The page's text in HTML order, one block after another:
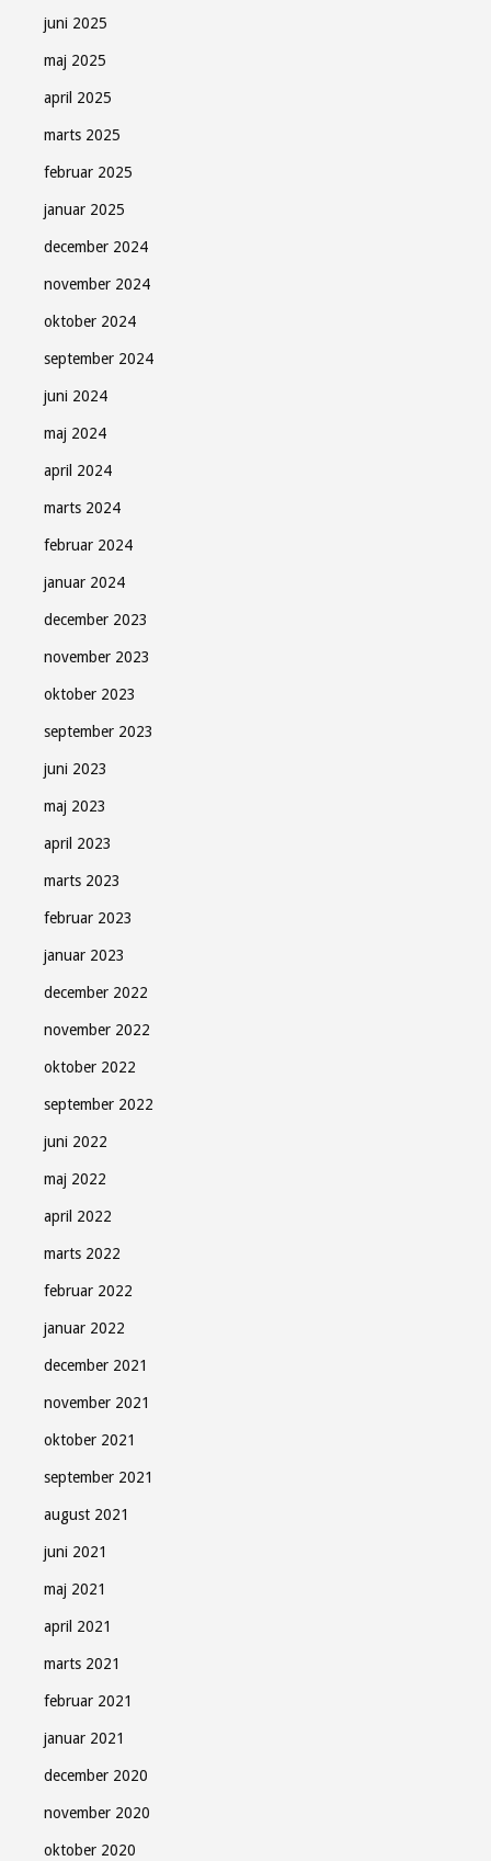
juni 2025
maj 2025
april 2025
marts 2025
februar 2025
januar 2025
december 2024
november 2024
oktober 2024
september 2024
juni 2024
maj 2024
april 2024
marts 2024
februar 2024
januar 2024
december 2023
november 2023
oktober 2023
september 2023
juni 2023
maj 2023
april 2023
marts 2023
februar 2023
januar 2023
december 2022
november 2022
oktober 2022
september 2022
juni 2022
maj 2022
april 2022
marts 2022
februar 2022
januar 2022
december 2021
november 2021
oktober 2021
september 2021
august 2021
juni 2021
maj 2021
april 2021
marts 2021
februar 2021
januar 2021
december 2020
november 2020
oktober 2020